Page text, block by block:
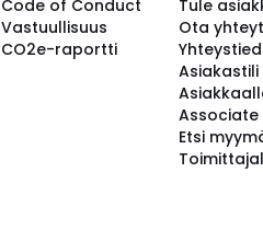
Code of Conduct
Vastuullisuus
CO2e-raportti
Tule
Ota
Asiakastili
Associate
Etsi